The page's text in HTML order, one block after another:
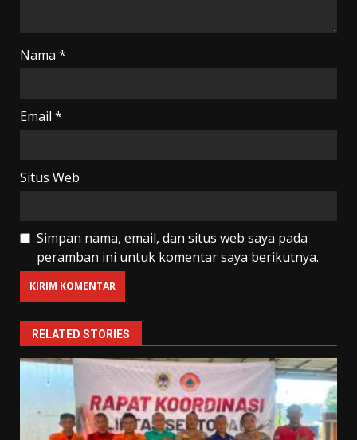
Nama *
Email *
Situs Web
Simpan nama, email, dan situs web saya pada
peramban ini untuk komentar saya berikutnya.
RELATED STORIES